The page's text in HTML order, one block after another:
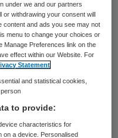
met succes
voor de
doorlopen.
om de
te
under we and our partners
or withdrawing your consent will
content and ads you see may not
menu to change your choices or
Manage Preferences link on the
effect within our Website. For
Statement
and statistical cookies,
to provide:
characteristics for
on a device. Personalised